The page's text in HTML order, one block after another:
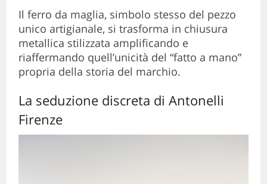
Il ferro da maglia, simbolo stesso del pezzo
unico artigianale, si trasforma in chiusura
metallica stilizzata amplificando e
riaffermando quell’unicità del “fatto a mano”
propria della storia del marchio.
La seduzione discreta di Antonelli
Firenze